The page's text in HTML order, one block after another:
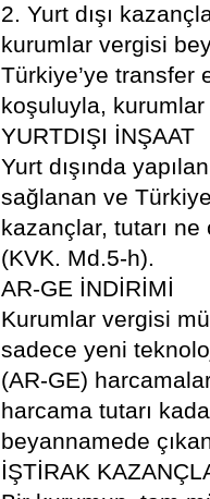
2. Yurt dışı
kurumlar vergisi
Türkiye’ye transfer
koşuluyla,
YURTDIŞI İNŞAAT
Yurt dışında
sağlanan ve
kazançlar, tutarı
(KVK. Md.5-h).
AR-GE İNDİRİMİ
Kurumlar vergisi
sadece yeni
(AR-GE)
harcama tutarı
beyannamede
İŞTİRAK